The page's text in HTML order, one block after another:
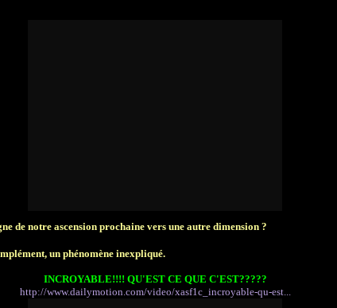
de notre ascension prochaine vers une autre dimension ?
un phénomène inexpliqué.
INCROYABLE!!!! QU'EST CE QUE C'EST?????
http://www.dailymotion.com/video/xasf1c_incroyable-qu-est...